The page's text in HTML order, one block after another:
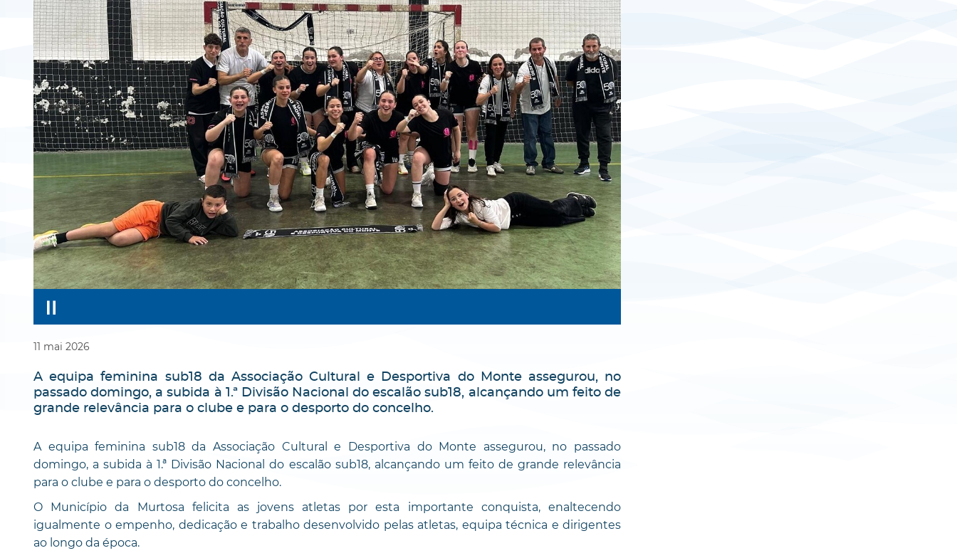
11 mai 2026
A equipa feminina sub18 da Associação Cultural e Desportiva do Monte assegurou, no
passado domingo, a subida à 1.ª Divisão Nacional do escalão sub18, alcançando um feito de
grande relevância para o clube e para o desporto do concelho.
A equipa feminina sub18 da Associação Cultural e Desportiva do Monte assegurou, no passado
domingo, a subida à 1.ª Divisão Nacional do escalão sub18, alcançando um feito de grande relevância
para o clube e para o desporto do concelho.
O Município da Murtosa felicita as jovens atletas por esta importante conquista, enaltecendo
igualmente o empenho, dedicação e trabalho desenvolvido pelas atletas, equipa técnica e dirigentes
ao longo da época.